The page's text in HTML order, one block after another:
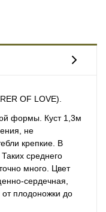
OF LOVE).
формы. Куст 1,3м
не
крепкие. В
среднего
много. Цвет
сердечная,
плодоножки до